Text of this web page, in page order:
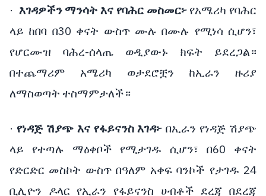
· እገዳዎችን ማንሳት እና የባሕር መስመር፦የአሜሪካ የባሕር
ላይ ከበባ በ30 ቀናት ውስጥ ሙሉ በሙሉ የሚነሳ ሲሆን፣
የሆርሙዝ ባሕረ-ሰላጤ ወዲያውኑ ክፍት ይደረጋል።
በተጨማሪም አሜሪካ ወታደሮቿን ከኢራን ዙሪያ
ለማስወጣት ተስማምታለች።
· የነዳጅ ሽያጭ እና የፋይናንስ እገዳ፦ በኢራን የነዳጅ ሽያጭ
ላይ የተጣሉ ማዕቀቦች የሚታገዱ ሲሆን፣ በ60 ቀናት
የድርድር መስኮት ውስጥ በዓለም አቀፍ ባንኮች የታገዱ 24
ቢሊዮን ዶላር የኢራን የፋይናንስ ሀብቶች ደረጃ በደረጃ